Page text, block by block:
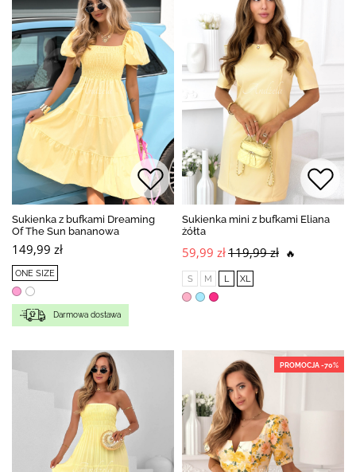
Sukienka z bufkami Dreaming
Of The Sun bananowa
149,99 zł
ONE SIZE
Darmowa dostawa
Sukienka mini z bufkami Eliana
żółta
59,99 zł119,99 zł 🔥
S M L XL
PROMOCJA -70%